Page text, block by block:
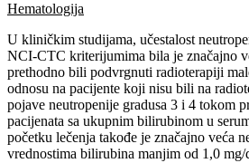
Hematologija
U kliničkim studijama, učestalost
NCI-CTC kriterijumima bila je značajno
prethodno bili podvrgnuti radioterapiji
odnosu na pacijente koji nisu bili na
pojave neutropenije gradusa 3 i 4 tokom
pacijenata sa ukupnim bilirubinom u
početku lečenja takođe je značajno veća
vrednostima bilirubina manjim od 1,0 mg/